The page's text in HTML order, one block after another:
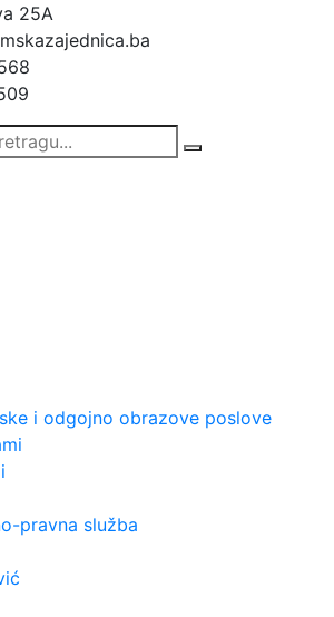
25A
i odgojno obrazove poslove
pravna služba